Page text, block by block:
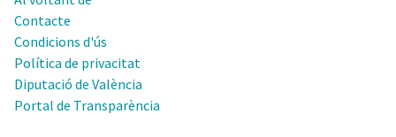
Contacte
Condicions d'ús
Política de privacitat
Diputació de València
Portal de Transparència